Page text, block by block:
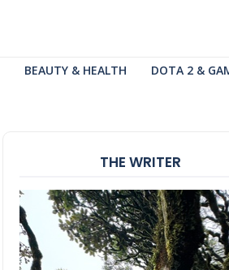
BEAUTY & HEALTH DOTA 2 &
THE WRITER